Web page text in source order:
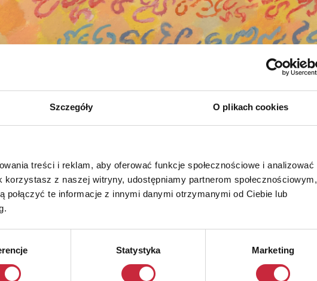
Szczegóły O plikach cookies
treści i reklam, aby oferować funkcje społecznościowe i analizować
z naszej witryny, udostępniamy partnerom społecznościowym,
te informacje z innymi danymi otrzymanymi od Ciebie lub
Statystyka Marketing